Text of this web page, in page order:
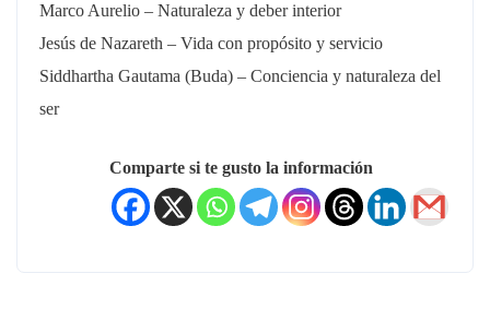
Marco Aurelio – Naturaleza y deber interior
Jesús de Nazareth – Vida con propósito y servicio
Siddhartha Gautama (Buda) – Conciencia y naturaleza del
ser
Comparte si te gusto la información